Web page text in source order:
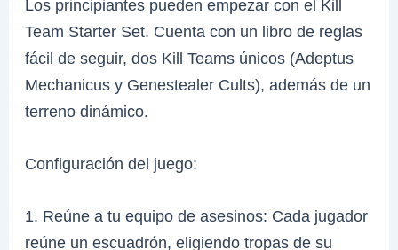
Los principiantes pueden empezar con el Kill
Team Starter Set. Cuenta con un libro de reglas
fácil de seguir, dos Kill Teams únicos (Adeptus
Mechanicus y Genestealer Cults), además de un
terreno dinámico.
Configuración del juego:
1. Reúne a tu equipo de asesinos: Cada jugador
reúne un escuadrón, eligiendo tropas de su